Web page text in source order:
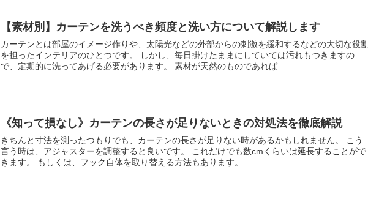
【素材別】カーテンを洗うべき頻度と洗い方について解説します
カーテンとは部屋のイメージ作りや、太陽光などの外部からの刺激を緩和するなどの大切な役割
を担ったインテリアのひとつです。 しかし、毎日掛けたままにしていては汚れもつきますの
で、定期的に洗ってあげる必要があります。 素材が天然のものであれば...
《知って損なし》カーテンの長さが足りないときの対処法を徹底解説
きちんと寸法を測ったつもりでも、カーテンの長さが足りない時があるかもしれません。 こう
言う時は、アジャスターを調整すると良いです。 これだけでも数cmくらいは延長することがで
きます。 もしくは、フック自体を取り替える方法もあります。 ...